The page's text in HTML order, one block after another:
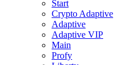
Start
Crypto Adaptive
Adaptive
Adaptive VIP
Main
Profy